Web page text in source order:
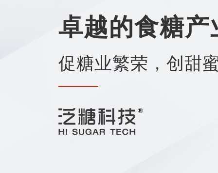
卓越的食糖
促糖业繁荣，创甜